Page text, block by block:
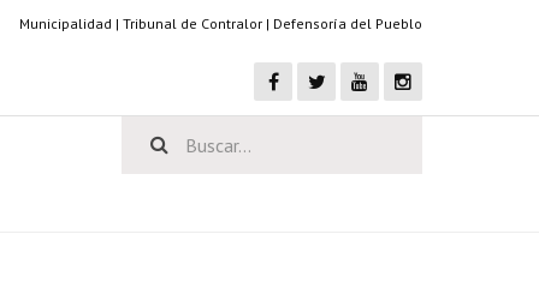
Municipalidad | Tribunal de Contralor | Defensoría del Pueblo